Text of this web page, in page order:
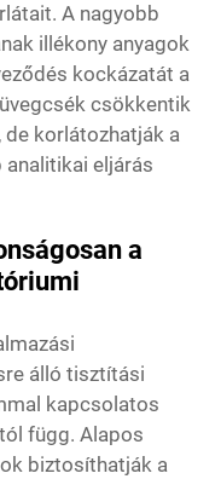
A nagyobb
illékony anyagok
kockázatát a
csökkentik
de korlátozhatják a
eljárás
a
álló tisztítási
kapcsolatos
függ. Alapos
biztosíthatják a